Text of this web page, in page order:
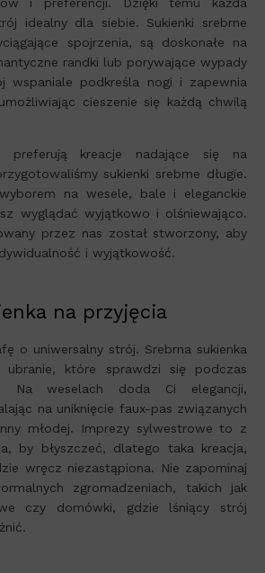
idealny dla siebie. Sukienki srebrne
spojrzenia, są doskonałe na
randki lub porywające wypady
wspaniale podkreśla nogi i zapewnia
cieszenie się każdą chwilą
preferują kreacje nadające się na
sukienki srebrne długie.
na wesele, bale i eleganckie
wyglądać wyjątkowo i olśniewająco.
przez nas został stworzony, aby
i wyjątkowość.
na przyjęcia
o uniwersalny strój. Srebrna sukienka
które sprawdzi się podczas
Na weselach doda Ci elegancji,
na uniknięcie faux-pas związanych
młodej. Imprezy sylwestrowe to z
by błyszczeć, dlatego taka kreacja,
wręcz niezastąpiona. Nie zapominaj
zgromadzeniach, takich jak
czy domówki, gdzie lśniący strój